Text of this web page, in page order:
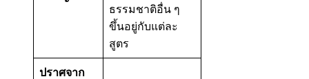
ธรรมชาติอื่น ๆ
ขึ้นอยู่กับแต่ละ
สูตร
ปราศจาก